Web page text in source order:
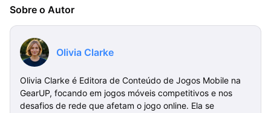
Sobre o Autor
Olivia Clarke
Olivia Clarke é Editora de Conteúdo de Jogos Mobile na
GearUP, focando em jogos móveis competitivos e nos
desafios de rede que afetam o jogo online. Ela se